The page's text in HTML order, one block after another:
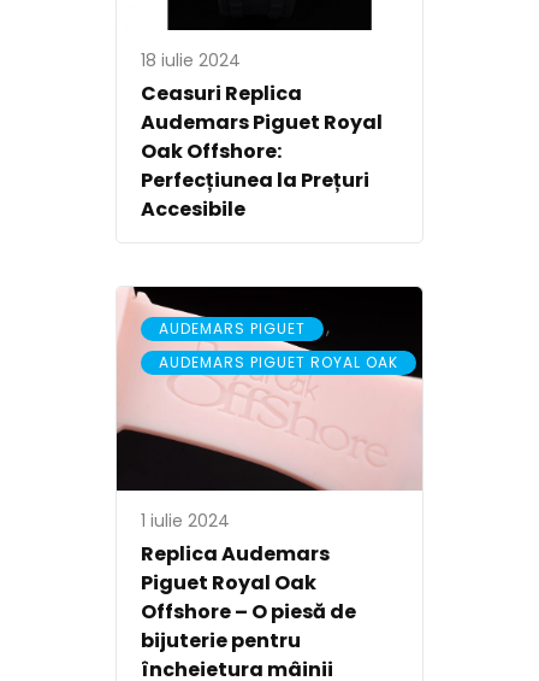
18 iulie 2024
Ceasuri Replica
Audemars Piguet Royal
Oak Offshore:
Perfecțiunea la Prețuri
Accesibile
AUDEMARS PIGUET ,
AUDEMARS PIGUET ROYAL OAK
1 iulie 2024
Replica Audemars
Piguet Royal Oak
Offshore – O piesă de
bijuterie pentru
încheietura mâinii